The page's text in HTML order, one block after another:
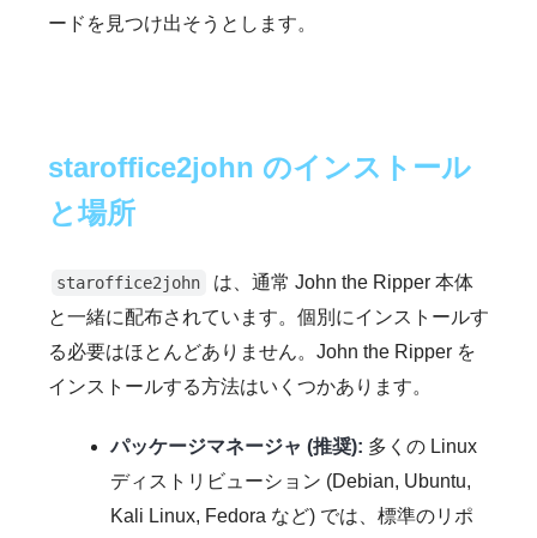
ードを見つけ出そうとします。
staroffice2john のインストール
と場所
staroffice2john
は、通常 John the Ripper 本体
と一緒に配布されています。個別にインストールす
る必要はほとんどありません。John the Ripper を
インストールする方法はいくつかあります。
パッケージマネージャ (推奨): 多くの Linux
ディストリビューション (Debian, Ubuntu,
Kali Linux, Fedora など) では、標準のリポ